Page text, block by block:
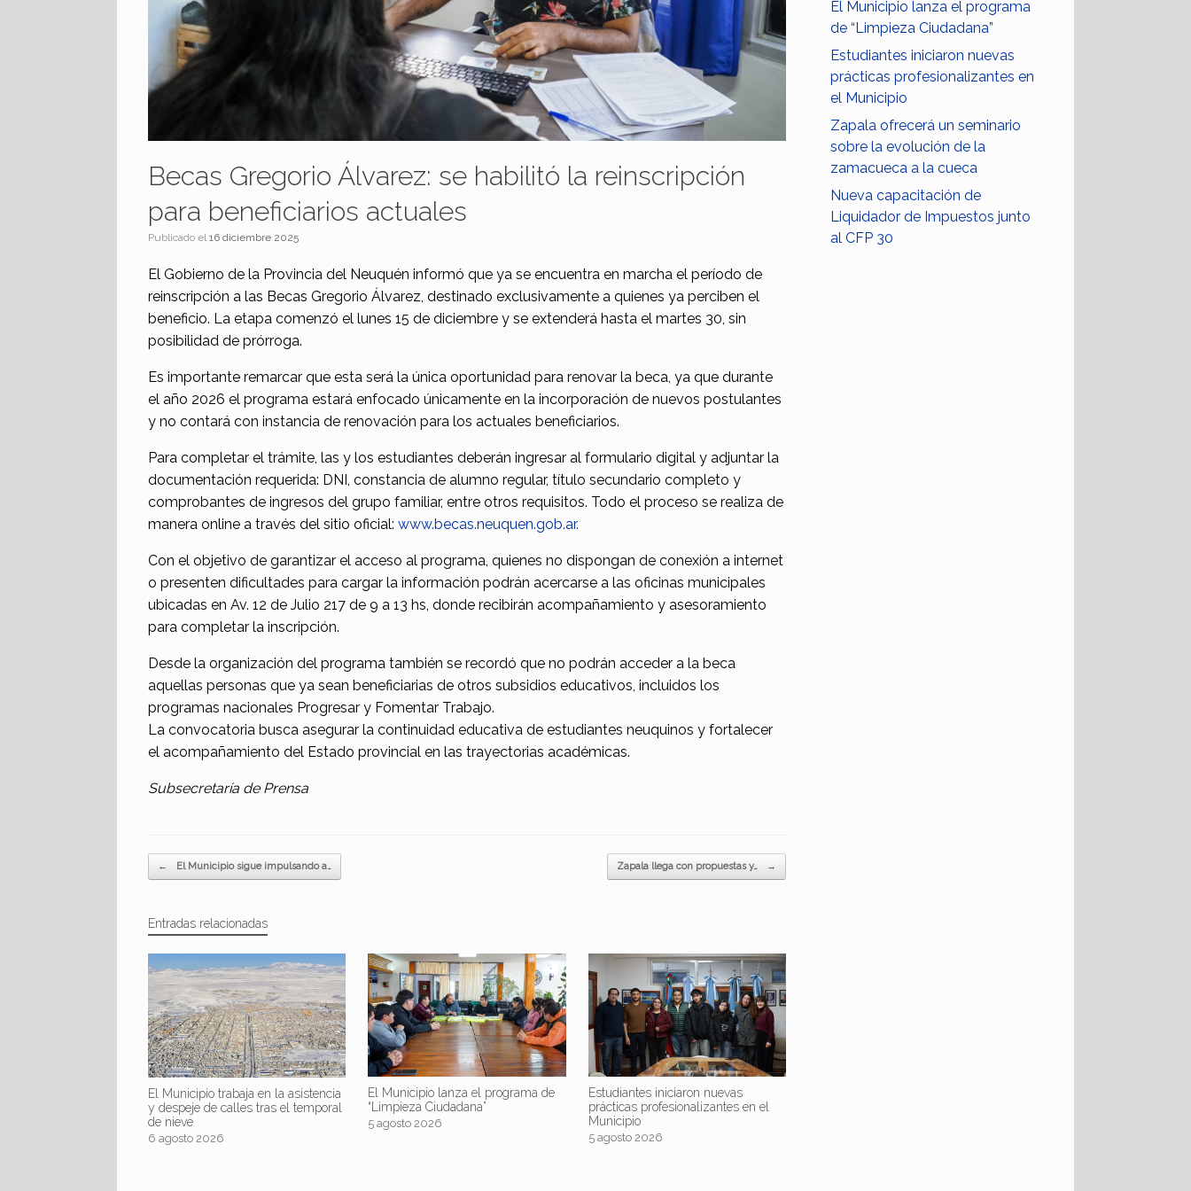
Becas Gregorio Álvarez: se habilitó la reinscripción
para beneficiarios actuales
Publicado el16 diciembre 2025
El Gobierno de la Provincia del Neuquén informó que ya se encuentra en marcha el período de
reinscripción a las Becas Gregorio Álvarez, destinado exclusivamente a quienes ya perciben el
beneficio. La etapa comenzó el lunes 15 de diciembre y se extenderá hasta el martes 30, sin
posibilidad de prórroga.
Es importante remarcar que esta será la única oportunidad para renovar la beca, ya que durante
el año 2026 el programa estará enfocado únicamente en la incorporación de nuevos postulantes
y no contará con instancia de renovación para los actuales beneficiarios.
Para completar el trámite, las y los estudiantes deberán ingresar al formulario digital y adjuntar la
documentación requerida: DNI, constancia de alumno regular, título secundario completo y
comprobantes de ingresos del grupo familiar, entre otros requisitos. Todo el proceso se realiza de
manera online a través del sitio oficial: www.becas.neuquen.gob.ar.
Con el objetivo de garantizar el acceso al programa, quienes no dispongan de conexión a internet
o presenten dificultades para cargar la información podrán acercarse a las oficinas municipales
ubicadas en Av. 12 de Julio 217 de 9 a 13 hs, donde recibirán acompañamiento y asesoramiento
para completar la inscripción.
Desde la organización del programa también se recordó que no podrán acceder a la beca
aquellas personas que ya sean beneficiarias de otros subsidios educativos, incluidos los
programas nacionales Progresar y Fomentar Trabajo.
La convocatoria busca asegurar la continuidad educativa de estudiantes neuquinos y fortalecer
el acompañamiento del Estado provincial en las trayectorias académicas.
Subsecretaría de Prensa
Navegador de artículos
← El Municipio sigue impulsando a… Zapala llega con propuestas y… →
Entradas relacionadas
El Municipio trabaja en la asistencia
y despeje de calles tras el temporal
de nieve
6 agosto 2026
El Municipio lanza el programa de
“Limpieza Ciudadana”
5 agosto 2026
Estudiantes iniciaron nuevas
prácticas profesionalizantes en el
Municipio
5 agosto 2026
El Municipio lanza el programa
de “Limpieza Ciudadana”
Estudiantes iniciaron nuevas
prácticas profesionalizantes en
el Municipio
Zapala ofrecerá un seminario
sobre la evolución de la
zamacueca a la cueca
Nueva capacitación de
Liquidador de Impuestos junto
al CFP 30